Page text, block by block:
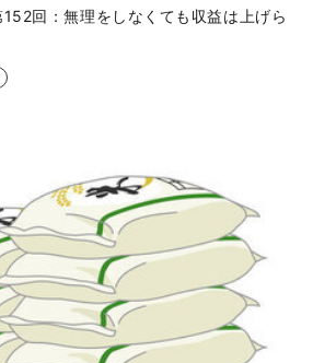
152回：無理をしなくても収益は上げら